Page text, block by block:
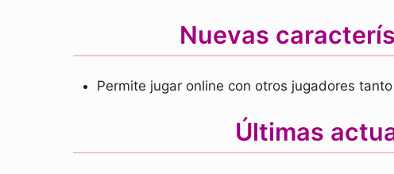
Nuevas
Permite jugar online con otros jugadores
Últimas